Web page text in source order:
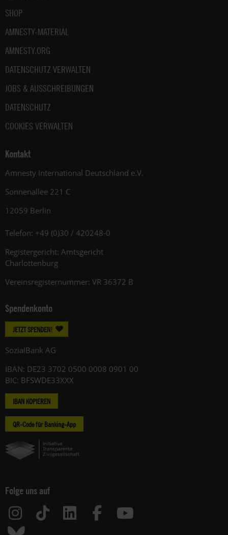
SHOP
AMNESTY-MATERIAL
AMNESTY.ORG
DATENSCHUTZ VERWALTEN
JOBS & AUSSCHREIBUNGEN
DATENSCHUTZ
COOKIES VERWALTEN
Kontakt
Amnesty International Deutschland e.V.
Sonnenallee 221 C
12059 Berlin
Telefon: +49 (0)30 / 420248-0
Registergericht: Amtsgericht
Charlottenburg
Vereinsregisternummer: VR 36372 B
Spendenkonto
JETZT SPENDEN!
SozialBank AG
IBAN: DE23 3702 0500 0008 0901 00
BIC: BFSWDE33XXX
IBAN KOPIEREN
QR-Code für Banking-App
Folge uns auf